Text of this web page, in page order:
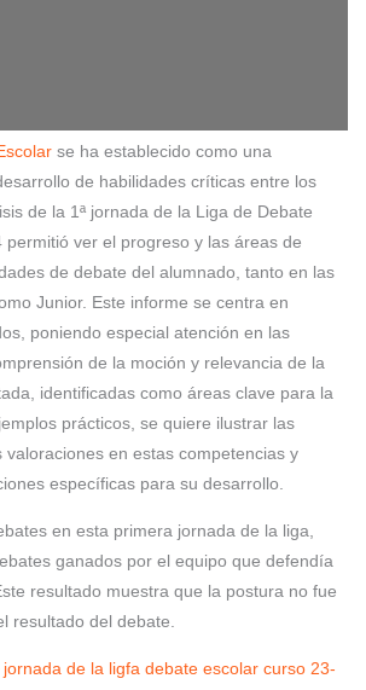
se ha establecido como una
de habilidades críticas entre los
de la 1ª jornada de la Liga de Debate
permitió ver el progreso y las áreas de
de debate del alumnado, tanto en las
Junior. Este informe se centra en
poniendo especial atención en las
de la moción y relevancia de la
identificadas como áreas clave para la
prácticos, se quiere ilustrar las
valoraciones en estas competencias y
específicas para su desarrollo.
en esta primera jornada de la liga,
ganados por el equipo que defendía
resultado muestra que la postura no fue
resultado del debate.